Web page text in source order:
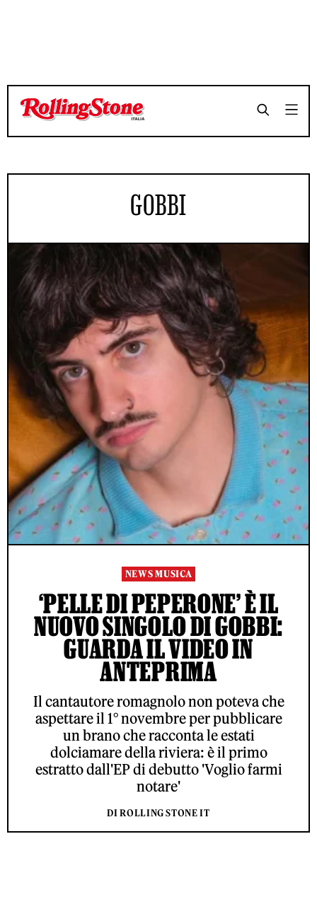
GOBBI
NEWS MUSICA
‘PELLE DI PEPERONE’ È IL
NUOVO SINGOLO DI GOBBI:
GUARDA IL VIDEO IN
ANTEPRIMA
Il cantautore romagnolo non poteva che
aspettare il 1° novembre per pubblicare
un brano che racconta le estati
dolciamare della riviera: è il primo
estratto dall'EP di debutto 'Voglio farmi
notare'
DI ROLLING STONE IT